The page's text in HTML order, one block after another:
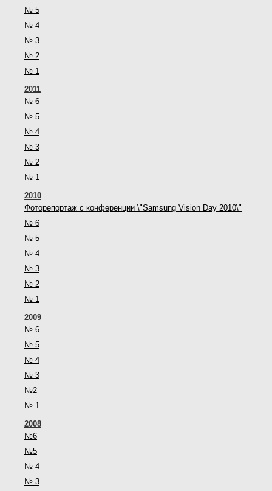
№ 5
№ 4
№ 3
№ 2
№ 1
2011
№ 6
№ 5
№ 4
№ 3
№ 2
№ 1
2010
Фоторепортаж с конференции \"Samsung Vision Day 2010\"
№ 6
№ 5
№ 4
№ 3
№ 2
№ 1
2009
№ 6
№ 5
№ 4
№ 3
№2
№ 1
2008
№6
№5
№ 4
№ 3